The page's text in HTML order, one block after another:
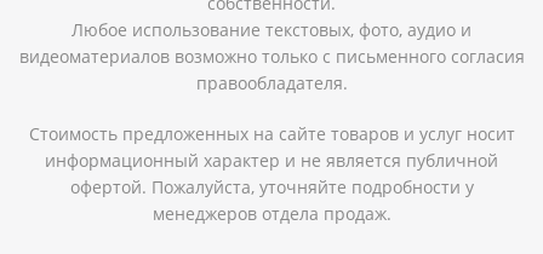
Любое использование текстовых, фото, аудио и
видеоматериалов возможно только с письменного согласия
правообладателя.
Стоимость предложенных на сайте товаров и услуг носит
информационный характер и не является публичной
офертой. Пожалуйста, уточняйте подробности у
менеджеров отдела продаж.